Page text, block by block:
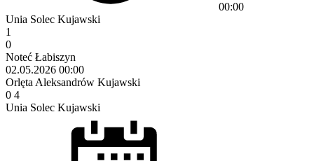
00:00
Unia Solec Kujawski
1
0
Noteć Łabiszyn
02.05.2026 00:00
Orlęta Aleksandrów Kujawski
0 4
Unia Solec Kujawski